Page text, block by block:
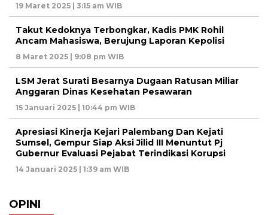
19 Maret 2025 | 3:15 am WIB
Takut Kedoknya Terbongkar, Kadis PMK Rohil
Ancam Mahasiswa, Berujung Laporan Kepolisi
8 Maret 2025 | 9:08 pm WIB
LSM Jerat Surati Besarnya Dugaan Ratusan Miliar
Anggaran Dinas Kesehatan Pesawaran
15 Januari 2025 | 10:44 pm WIB
Apresiasi Kinerja Kejari Palembang Dan Kejati
Sumsel, Gempur Siap Aksi Jilid III Menuntut Pj
Gubernur Evaluasi Pejabat Terindikasi Korupsi
14 Januari 2025 | 1:39 am WIB
OPINI